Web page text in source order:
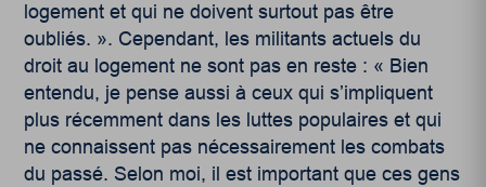
logement et qui ne doivent surtout pas être
oubliés. ». Cependant, les militants actuels du
droit au logement ne sont pas en reste : « Bien
entendu, je pense aussi à ceux qui s’impliquent
plus récemment dans les luttes populaires et qui
ne connaissent pas nécessairement les combats
du passé. Selon moi, il est important que ces gens